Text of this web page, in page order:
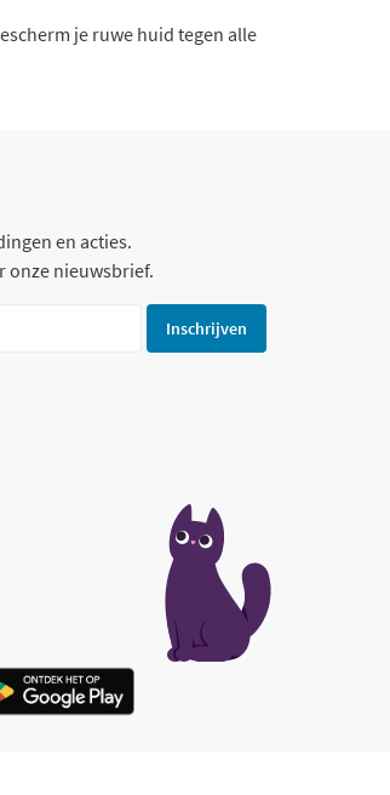
je ruwe huid tegen alle
en acties.
onze nieuwsbrief.
Inschrijven